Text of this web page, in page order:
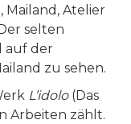
Mailand, Atelier
selten
auf der
zu sehen.
L’idolo(Das
Arbeiten zählt.